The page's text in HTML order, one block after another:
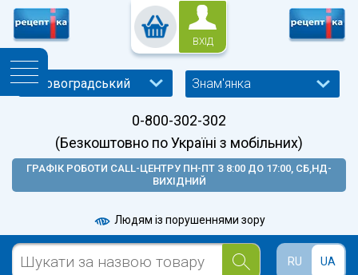
ВХІД
Знам'янка
0-800-302-302
(Безкоштовно по Україні з мобільних)
ГРАФІК РОБОТИ CALL-ЦЕНТРУ ПН-ПТ З 8:00 ДО 17:00, СБ,НД-
ВИХІДНИЙ
Людям із порушеннями зору
RU UA